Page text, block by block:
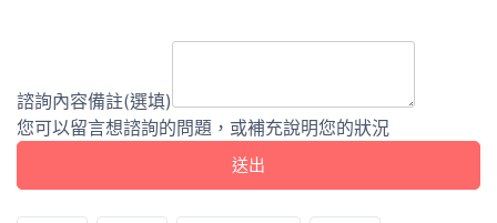
諮詢內容備註(選填)
您可以留言想諮詢的問題，或補充說明您的狀況
送出